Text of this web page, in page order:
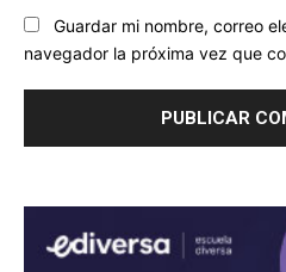
Guardar mi nombre, correo
navegador la próxima vez que